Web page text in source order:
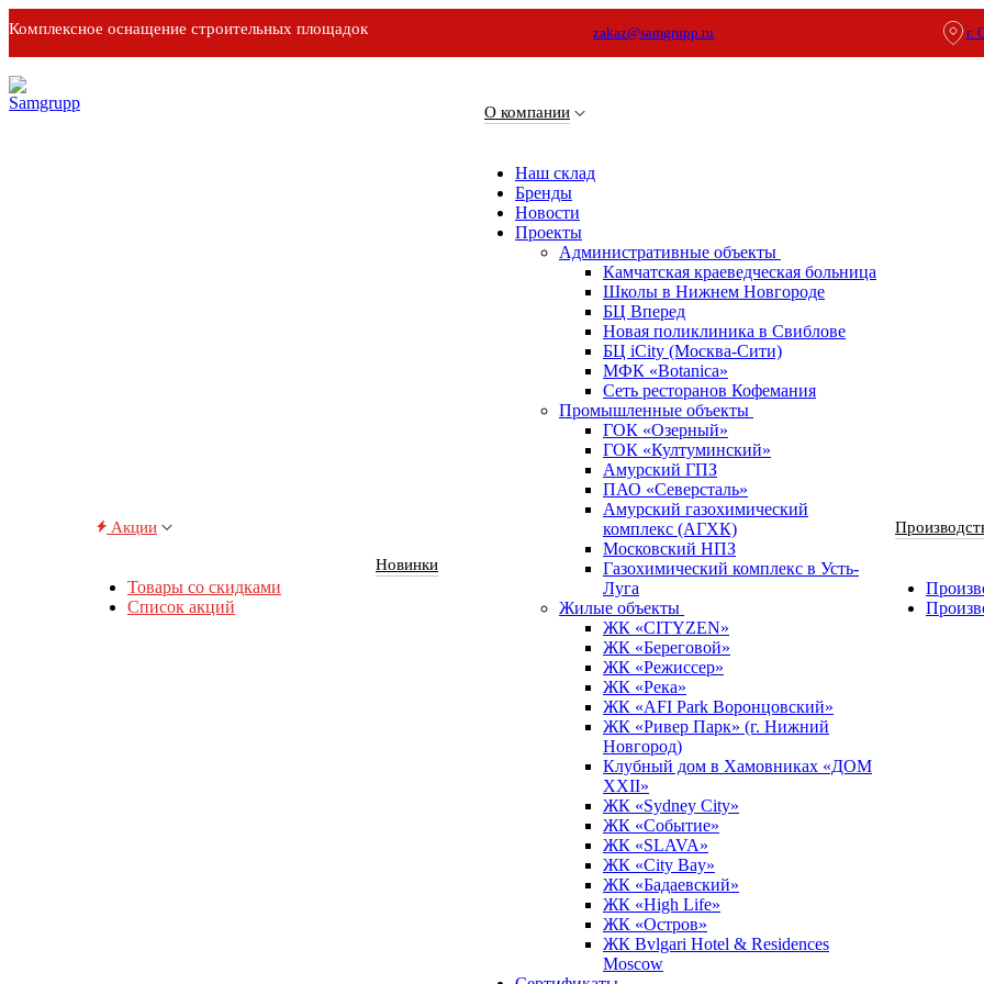
Комплексное оснащение строительных площадок zakaz@samgrupp.ru г.
Акции
Товары со скидками
Список акций
Новинки
О компании
Наш склад
Бренды
Новости
Проекты
Административные объекты
Камчатская краеведческая больница
Школы в Нижнем Новгороде
БЦ Вперед
Новая поликлиника в Свиблове
БЦ iCity (Москва-Сити)
МФК «Botanica»
Сеть ресторанов Кофемания
Промышленные объекты
ГОК «Озерный»
ГОК «Култуминский»
Амурский ГПЗ
ПАО «Северсталь»
Амурский газохимический
комплекс (АГХК)
Московский НПЗ
Газохимический комплекс в Усть-
Луга
Жилые объекты
ЖК «CITYZEN»
ЖК «Береговой»
ЖК «Режиссер»
ЖК «Река»
ЖК «AFI Park Воронцовский»
ЖК «Ривер Парк» (г. Нижний
Новгород)
Клубный дом в Хамовниках «ДОМ
XXII»
ЖК «Sydney City»
ЖК «Событие»
ЖК «SLAVA»
ЖК «City Bay»
ЖК «Бадаевский»
ЖК «High Life»
ЖК «Остров»
ЖК Bvlgari Hotel & Residences
Moscow